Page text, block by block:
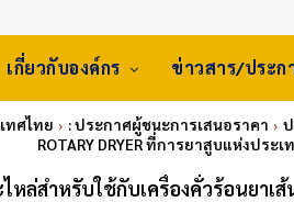
เกี่ยวกับองค์กร ข่าวสาร/ประก
ทศไทย : ประกาศผู้ชนะการเสนอราคา
ROTARY DRYER ที่การยาสูบแห่งปร
สำหรับใช้กับเครื่องคั่วร้อนยาเส้น